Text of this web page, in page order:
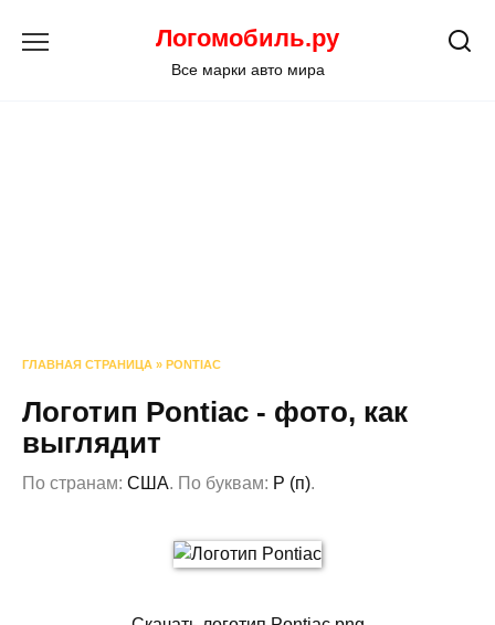
Логомобиль.ру
Все марки авто мира
ГЛАВНАЯ СТРАНИЦА » PONTIAC
Логотип Pontiac - фото, как
выглядит
По странам: США. По буквам: P (п).